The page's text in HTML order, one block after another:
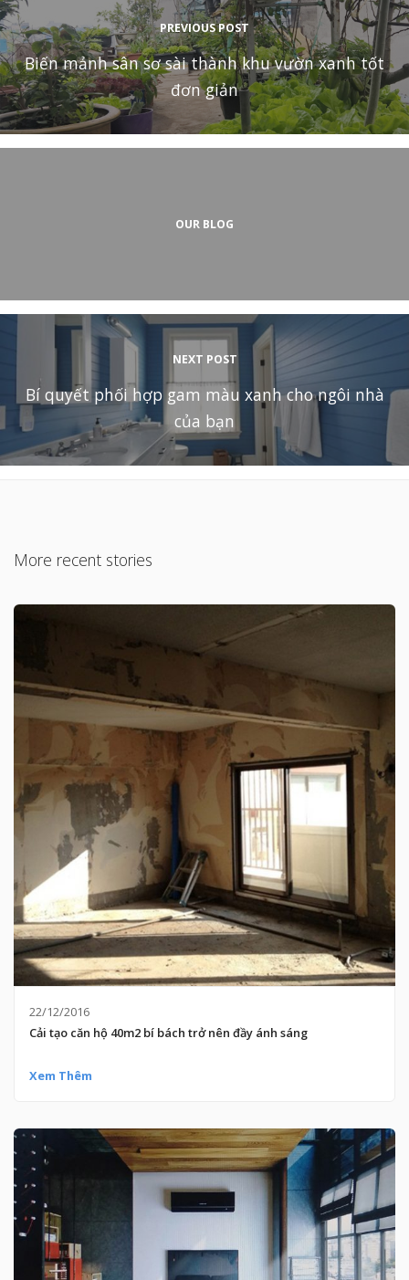
PREVIOUS POST
Biến mảnh sân sơ sài thành khu vườn xanh tốt
đơn giản
OUR BLOG
NEXT POST
Bí quyết phối hợp gam màu xanh cho ngôi nhà
của bạn
More recent stories
22/12/2016
Cải tạo căn hộ 40m2 bí bách trở nên đầy ánh sáng
Xem Thêm